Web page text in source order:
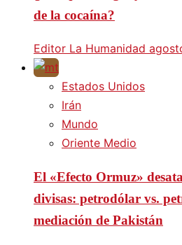
de la cocaína?
Editor La Humanidad
Estados Unidos
Irán
Mundo
Oriente Medio
El «Efecto Ormuz»
divisas: petrodólar vs.
mediación de Pakistán